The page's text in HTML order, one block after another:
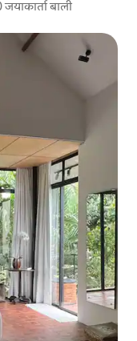
बाली